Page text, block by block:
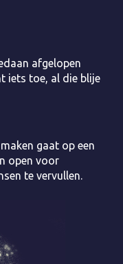
afgelopen
iets toe, al die blije
gaat op een
open voor
te vervullen.